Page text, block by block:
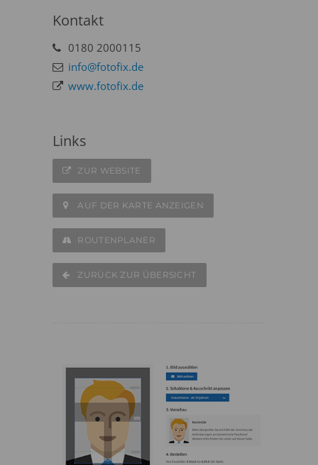
Kontakt
0180 2000115
info@fotofix.de
www.fotofix.de
Links
ZUR WEBSITE
AUF DER KARTE ANZEIGEN
ROUTENPLANER
ZURÜCK ZUR ÜBERSICHT